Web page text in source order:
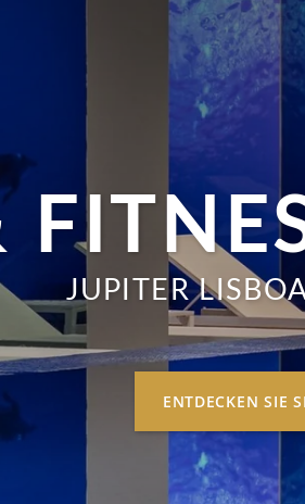
JUPITER
ENTDECKEN SIE